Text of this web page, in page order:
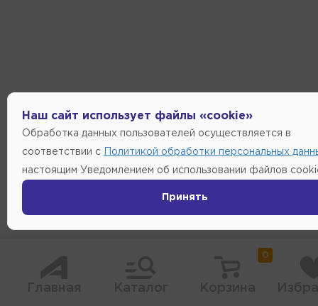
0
Наш сайт использует файлы «cookie»
Обработка данных пользователей осуществляется в
соответствии с Политикой обработки персональных
настоящим Уведомлением об использовании файлов
Принять